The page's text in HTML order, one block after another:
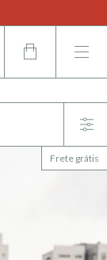
Frete grátis